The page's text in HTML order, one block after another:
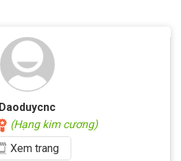
Daoduycnc
(Hạng kim cương)
Xemtrang